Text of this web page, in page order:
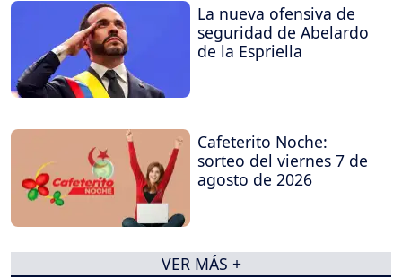
La nueva ofensiva de
seguridad de Abelardo
de la Espriella
Cafeterito Noche:
sorteo del viernes 7 de
agosto de 2026
VER MÁS +